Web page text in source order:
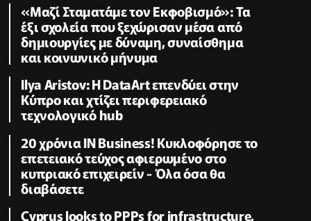
«Μαζί Σταματάμε τον Εκφοβισμό»: Τα
έξι σχολεία που ξεχώρισαν μέσα από
δημιουργίες με δύναμη, συναίσθημα
και κοινωνικό μήνυμα
Ilya Aristov: Η DataArt επενδύει στην
Κύπρο και χτίζει περιφερειακό
τεχνολογικό hub
20 χρόνια IN Business! Κυκλοφόρησε το
επετειακό τεύχος αφιερωμένο στο
κυπριακό επιχειρείν - Όλα όσα θα
διαβάσετε
Cyprus looks to PPPs for infrastructure,